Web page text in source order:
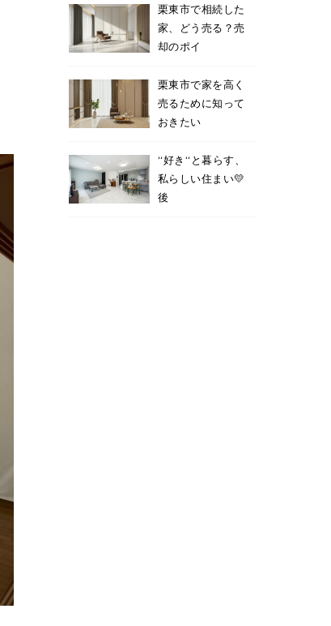
栗東市で相続した
家、どう売る？売
却のポイ
栗東市で家を高く
売るために知って
おきたい
‘‘好き‘‘と暮らす、
私らしい住まい💛
後